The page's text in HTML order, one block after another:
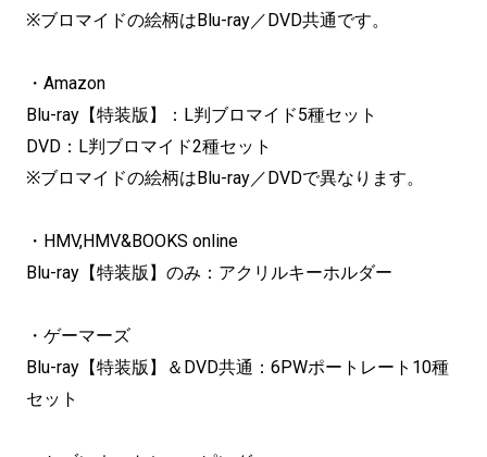
※ブロマイドの絵柄はBlu-ray／DVD共通です。
・Amazon
Blu-ray【特装版】：L判ブロマイド5種セット
DVD：L判ブロマイド2種セット
※ブロマイドの絵柄はBlu-ray／DVDで異なります。
・HMV,HMV&BOOKS online
Blu-ray【特装版】のみ：アクリルキーホルダー
・ゲーマーズ
Blu-ray【特装版】＆DVD共通：6PWポートレート10種
セット